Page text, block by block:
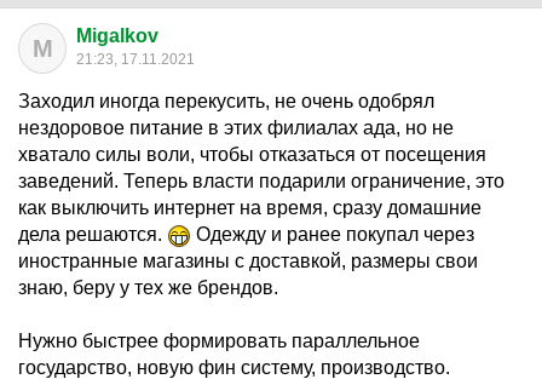
M Migalkov
21:23, 17.11.2021
Заходил иногда перекусить, не очень одобрял
нездоровое питание в этих филиалах ада, но не
хватало силы воли, чтобы отказаться от посещения
заведений. Теперь власти подарили ограничение, это
как выключить интернет на время, сразу домашние
дела решаются.
Одежду и ранее покупал через
иностранные магазины с доставкой, размеры свои
знаю, беру у тех же брендов.
Нужно быстрее формировать параллельное
государство, новую фин систему, производство.